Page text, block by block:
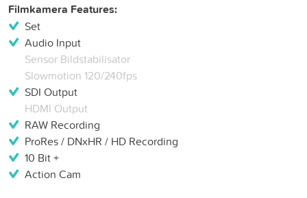
Filmkamera Features:
Set
Audio Input
Sensor Bildstabilisator
Slowmotion 120/240fps
SDI Output
HDMI Output
RAW Recording
ProRes / DNxHR / HD Recording
10 Bit +
Action Cam